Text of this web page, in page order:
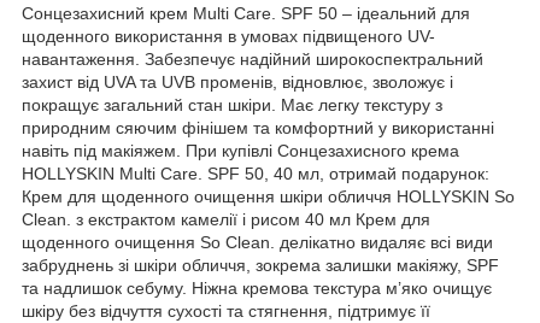
Сонцезахисний крем Multi Care. SPF 50 – ідеальний для
щоденного використання в умовах підвищеного UV-
навантаження. Забезпечує надійний широкоспектральний
захист від UVA та UVB променів, відновлює, зволожує і
покращує загальний стан шкіри. Має легку текстуру з
природним сяючим фінішем та комфортний у використанні
навіть під макіяжем. При купівлі Сонцезахисного крема
HOLLYSKIN Multi Care. SPF 50, 40 мл, отримай подарунок:
Крем для щоденного очищення шкіри обличчя HOLLYSKIN So
Clean. з екстрактом камелії і рисом 40 мл Крем для
щоденного очищення So Clean. делікатно видаляє всі види
забруднень зі шкіри обличчя, зокрема залишки макіяжу, SPF
та надлишок себуму. Ніжна кремова текстура м’яко очищує
шкіру без відчуття сухості та стягнення, підтримує її